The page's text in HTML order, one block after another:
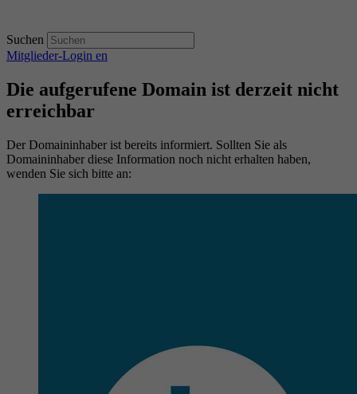
Suchen
Mitglieder-Login en
Die aufgerufene Domain ist derzeit nicht
erreichbar
Der Domaininhaber ist bereits informiert. Sollten Sie als
Domaininhaber diese Information noch nicht erhalten haben,
wenden Sie sich bitte an: